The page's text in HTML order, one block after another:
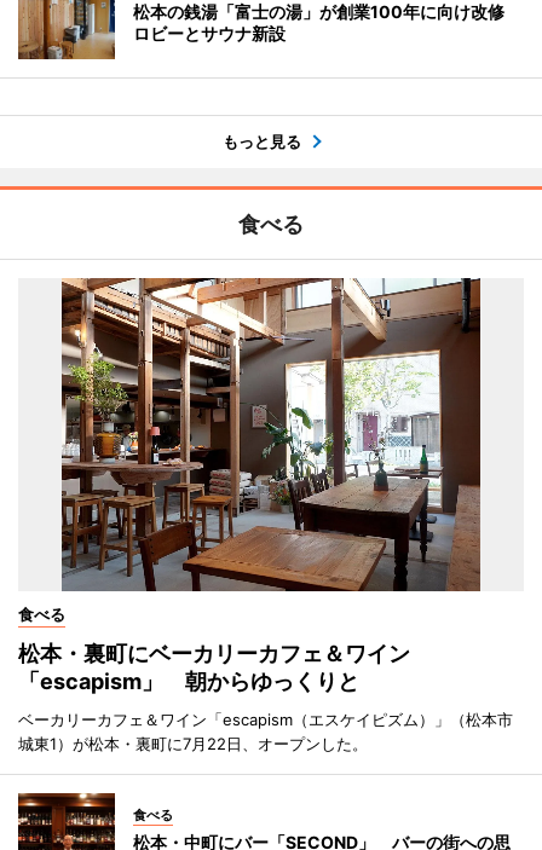
松本の銭湯「富士の湯」が創業100年に向け改修
ロビーとサウナ新設
もっと見る
食べる
食べる
松本・裏町にベーカリーカフェ＆ワイン
「escapism」 朝からゆっくりと
ベーカリーカフェ＆ワイン「escapism（エスケイピズム）」（松本市
城東1）が松本・裏町に7月22日、オープンした。
食べる
松本・中町にバー「SECOND」 バーの街への思